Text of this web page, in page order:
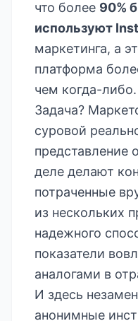
что более 90%
используют
маркетинга, а
платформа
чем когда-либо.
Задача?
суровой
представление
деле делают
потраченные
из нескольких
надежного
показатели
аналогами в
И здесь
анонимные